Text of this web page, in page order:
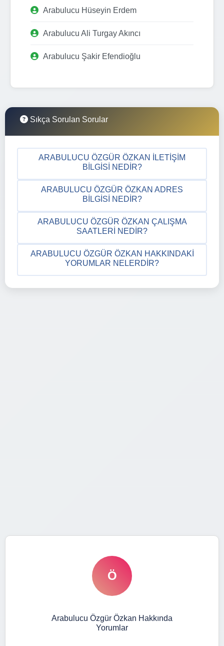
Arabulucu Hüseyin Erdem
Arabulucu Ali Turgay Akıncı
Arabulucu Şakir Efendioğlu
Sıkça Sorulan Sorular
ARABULUCU ÖZGÜR ÖZKAN İLETIŞIM
BILGISI NEDIR?
ARABULUCU ÖZGÜR ÖZKAN ADRES
BILGISI NEDIR?
ARABULUCU ÖZGÜR ÖZKAN ÇALIŞMA
SAATLERI NEDIR?
ARABULUCU ÖZGÜR ÖZKAN HAKKINDAKI
YORUMLAR NELERDIR?
Ö
Arabulucu Özgür Özkan Hakkında
Yorumlar